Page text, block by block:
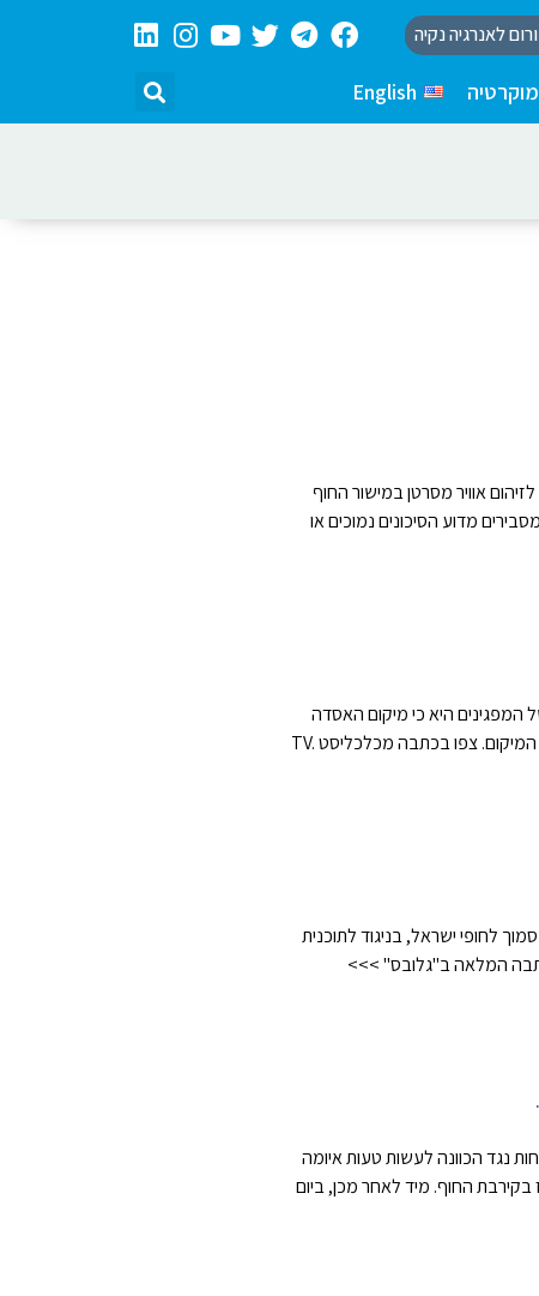
לאנרגיה נקיה
English
אוויר מסרטן במישור החוף
מדוע הסיכונים נמוכים או
בשביתה. הטענה המרכזית של המפגינים היא כי מיקום האסדה
בקרבת החוף נעשה משיקולים כספיים של בעלי עניין והוא מסכן חיים. המדינה וחברות הדלק מתנגדות בכל כוחן לשינוי המיקום. צפו בכתבה מכלכליסט TV.
לחופי ישראל, בניגוד לתוכנית
ובמרחק בטוח יותר של 120 ק"מ מהחוף. אל הכתבה המלאה ב"גלובס" >>>
אנשים, להפגנת ענק, על מנת למחות נגד הכוונה לעשות טעות איומה
החוף. מיד לאחר מכן, ביום